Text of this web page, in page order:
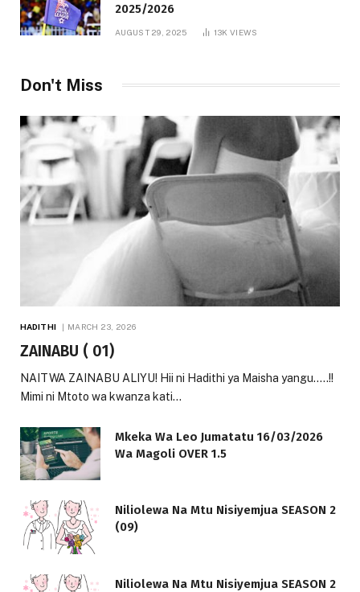
2025/2026
AUGUST 29, 2025 13KVIEWS
Don't Miss
HADITHI MARCH 23, 2026
ZAINABU ( 01)
NAITWA ZAINABU ALIYU! Hii ni Hadithi ya Maisha yangu…..!!
Mimi ni Mtoto wa kwanza kati…
Mkeka Wa Leo Jumatatu 16/03/2026
Wa Magoli OVER 1.5
Niliolewa Na Mtu Nisiyemjua SEASON 2
(09)
Niliolewa Na Mtu Nisiyemjua SEASON 2